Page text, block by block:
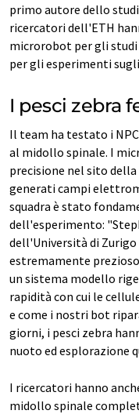
primo autore dello
ricercatori dell'ETH
microrobot per gli
per gli esperimenti
I pesci zebra
Il team ha testato i
al midollo spinale. I
precisione nel sito
generati campi
squadra è stato
dell'esperimento:
dell'Università di
estremamente
un sistema modello
rapidità con cui le
e come i nostri bot
giorni, i pesci zebra
nuoto ed esplorazione
I ricercatori hanno
midollo spinale